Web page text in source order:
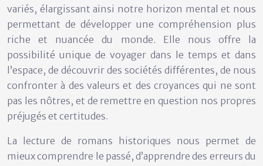
variés, élargissant ainsi notre horizon mental et nous
permettant de développer une compréhension plus
riche et nuancée du monde. Elle nous offre la
possibilité unique de voyager dans le temps et dans
l’espace, de découvrir des sociétés différentes, de nous
confronter à des valeurs et des croyances qui ne sont
pas les nôtres, et de remettre en question nos propres
préjugés et certitudes.
La lecture de romans historiques nous permet de
mieux comprendre le passé, d’apprendre des erreurs du